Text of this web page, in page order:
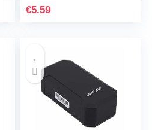
voor Airtags
€5.59